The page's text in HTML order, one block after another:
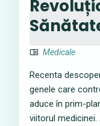
Medicale
Recenta
genele care
aduce în prim-
viitorul